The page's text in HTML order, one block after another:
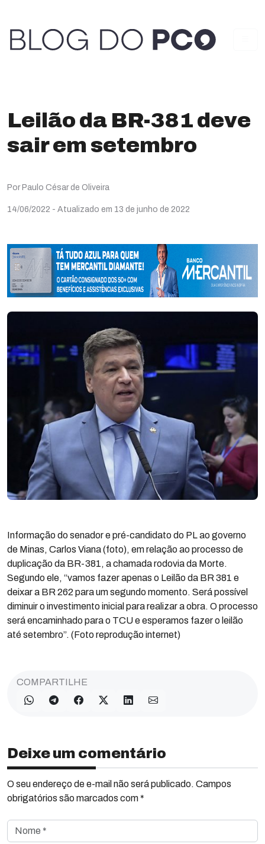
Leilão da BR-381 deve
sair em setembro
Por Paulo César de Oliveira
14/06/2022 - Atualizado em 13 de junho de 2022
Informação do senador e pré-candidato do PL ao governo
de Minas, Carlos Viana (foto), em relação ao processo de
duplicação da BR-381, a chamada rodovia da Morte.
Segundo ele, “vamos fazer apenas o Leilão da BR 381 e
deixar a BR 262 para um segundo momento. Será possível
diminuir o investimento inicial para realizar a obra. O processo
será encaminhado para o TCU e esperamos fazer o leilão
até setembro”. (Foto reprodução internet)
COMPARTILHE
Deixe um comentário
O seu endereço de e-mail não será publicado. Campos
obrigatórios são marcados com *
Nome *